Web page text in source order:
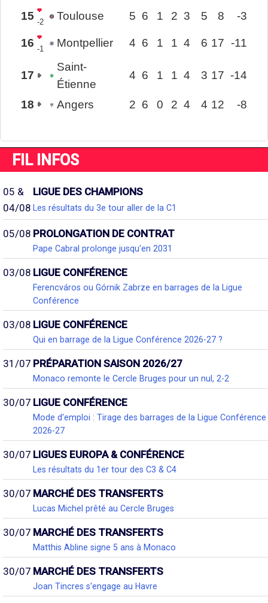
15 -2 Toulouse 5 6 1 2 3 5 8 -3
16 -1 Montpellier 4 6 1 1 4 6 17 -11
17
Saint-
Étienne
4 6 1 1 4 3 17 -14
18 Angers 2 6 0 2 4 4 12 -8
FIL INFOS
05 &
04/08
LIGUE DES CHAMPIONS
Les résultats du 3e tour aller de la C1
05/08 PROLONGATION DE CONTRAT
Pape Cabral prolonge jusqu'en 2031
03/08 LIGUE CONFÉRENCE
Ferencváros ou Górnik Zabrze en barrages de la Ligue
Conférence
03/08 LIGUE CONFÉRENCE
Qui en barrage de la Ligue Conférence 2026-27 ?
31/07 PRÉPARATION SAISON 2026/27
Monaco remonte le Cercle Bruges pour un nul, 2-2
30/07 LIGUE CONFÉRENCE
Mode d'emploi : Tirage des barrages de la Ligue Conférence
2026-27
30/07 LIGUES EUROPA & CONFÉRENCE
Les résultats du 1er tour des C3 & C4
30/07 MARCHÉ DES TRANSFERTS
Lucas Michel prêté au Cercle Bruges
30/07 MARCHÉ DES TRANSFERTS
Matthis Abline signe 5 ans à Monaco
30/07 MARCHÉ DES TRANSFERTS
Joan Tincres s'engage au Havre